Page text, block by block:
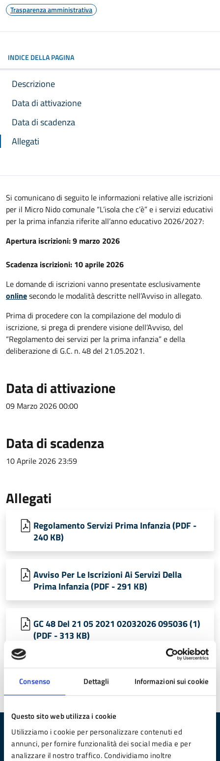
Consenso Dettagli Informazioni sui cookie
Questo sito web utilizza i cookie
Utilizziamo i cookie per personalizzare contenuti ed
annunci, per fornire funzionalità dei social media e per
analizzare il nostro traffico. Condividiamo inoltre
Trasparenza amministrativa
INDICE DELLA PAGINA
Descrizione
Data di attivazione
Data di scadenza
Allegati
Si comunicano di seguito le informazioni relative alle iscrizioni
per il Micro Nido comunale “L’isola che c’è” e i servizi educativi
per la prima infanzia riferite all’anno educativo 2026/2027:
Apertura iscrizioni: 9 marzo 2026
Scadenza iscrizioni: 10 aprile 2026
Le domande di iscrizioni vanno presentate esclusivamente
onlinesecondo le modalità descritte nell’Avviso in allegato.
Prima di procedere con la compilazione del modulo di
iscrizione, si prega di prendere visione dell’Avviso, del
“Regolamento dei servizi per la prima infanzia” e della
deliberazione di G.C. n. 48 del 21.05.2021.
Data di attivazione
09 Marzo 2026 00:00
Data di scadenza
10 Aprile 2026 23:59
Allegati
Regolamento Servizi Prima Infanzia (PDF -
240 KB)
Avviso Per Le Iscrizioni Ai Servizi Della
Prima Infanzia (PDF - 291 KB)
GC 48 Del 21 05 2021 02032026 095036 (1)
(PDF - 313 KB)
Ultimo aggiornamento:17/03/2026 12:58
Quanto sono chiare le informazioni su questa
pagina?